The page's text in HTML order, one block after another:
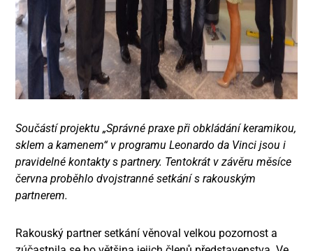
Součástí projektu „Správné praxe při obkládání keramikou,
sklem a kamenem“ v programu Leonardo da Vinci jsou i
pravidelné kontakty s partnery. Tentokrát v závěru měsíce
června proběhlo dvojstranné setkání s rakouským
partnerem.
Rakouský partner setkání věnoval velkou pozornost a